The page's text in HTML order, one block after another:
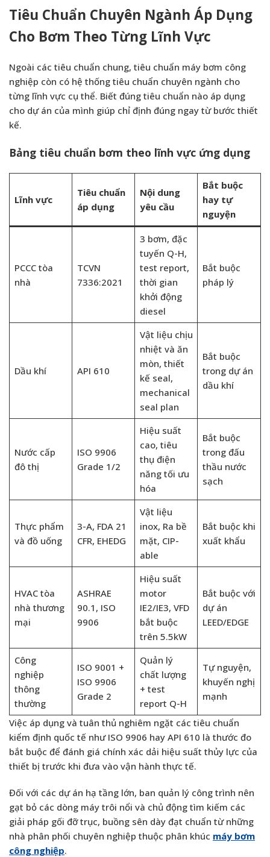
Tiêu Chuẩn Chuyên Ngành Áp Dụng
Cho Bơm Theo Từng Lĩnh Vực
Ngoài các tiêu chuẩn chung, tiêu chuẩn máy bơm công
nghiệp còn có hệ thống tiêu chuẩn chuyên ngành cho
từng lĩnh vực cụ thể. Biết đúng tiêu chuẩn nào áp dụng
cho dự án của mình giúp chỉ định đúng ngay từ bước thiết
kế.
Bảng tiêu chuẩn bơm theo lĩnh vực ứng dụng
Lĩnh vực
Tiêu chuẩn
áp dụng
Nội dung
yêu cầu
Bắt buộc
hay tự
nguyện
PCCC tòa
nhà
TCVN
7336:2021
3 bơm, đặc
tuyến Q-H,
test report,
thời gian
khởi động
diesel
Bắt buộc
pháp lý
Dầu khí API 610
Vật liệu chịu
nhiệt và ăn
mòn, thiết
kế seal,
mechanical
seal plan
Bắt buộc
trong dự án
dầu khí
Nước cấp
đô thị
ISO 9906
Grade 1/2
Hiệu suất
cao, tiêu
thụ điện
năng tối ưu
hóa
Bắt buộc
trong đấu
thầu nước
sạch
Thực phẩm
và đồ uống
3-A, FDA 21
CFR, EHEDG
Vật liệu
inox, Ra bề
mặt, CIP-
able
Bắt buộc khi
xuất khẩu
HVAC tòa
nhà thương
mại
ASHRAE
90.1, ISO
9906
Hiệu suất
motor
IE2/IE3, VFD
bắt buộc
trên 5.5kW
Bắt buộc với
dự án
LEED/EDGE
Công
nghiệp
thông
thường
ISO 9001 +
ISO 9906
Grade 2
Quản lý
chất lượng
+ test
report Q-H
Tự nguyện,
khuyến nghị
mạnh
Việc áp dụng và tuân thủ nghiêm ngặt các tiêu chuẩn
kiểm định quốc tế như ISO 9906 hay API 610 là thước đo
bắt buộc để đánh giá chính xác dải hiệu suất thủy lực của
thiết bị trước khi đưa vào vận hành thực tế.
Đối với các dự án hạ tầng lớn, ban quản lý công trình nên
gạt bỏ các dòng máy trôi nổi và chủ động tìm kiếm các
giải pháp gối đỡ trục, buồng sên dày đạt chuẩn từ những
nhà phân phối chuyên nghiệp thuộc phân khúc máy bơm
công nghiệp.